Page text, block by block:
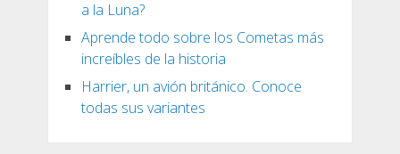
a la Luna?
Aprende todo sobre los Cometas más
increíbles de la historia
Harrier, un avión británico. Conoce
todas sus variantes